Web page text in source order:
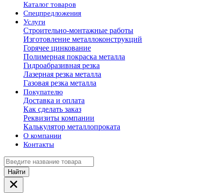
Каталог товаров
Спецпредложения
Услуги
Строительно-монтажные работы
Изготовление металлоконструкций
Горячее цинкование
Полимерная покраска металла
Гидроабразивная резка
Лазерная резка металла
Газовая резка металла
Покупателю
Доставка и оплата
Как сделать заказ
Реквизиты компании
Калькулятор металлопроката
О компании
Контакты
Найти